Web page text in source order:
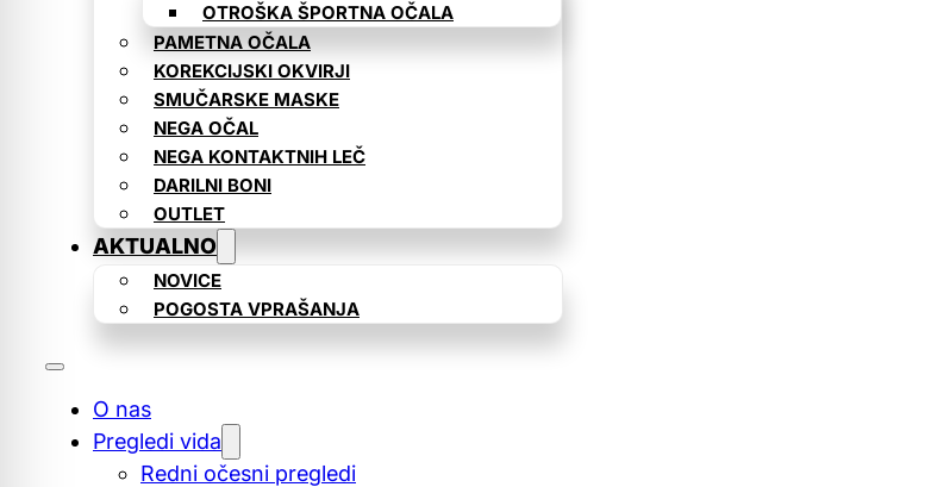
OTROŠKA ŠPORTNA OČALA
PAMETNA OČALA
KOREKCIJSKI OKVIRJI
SMUČARSKE MASKE
NEGA OČAL
NEGA KONTAKTNIH LEČ
DARILNI BONI
OUTLET
AKTUALNO
NOVICE
POGOSTA VPRAŠANJA
O nas
Pregledi vida
Redni očesni pregledi